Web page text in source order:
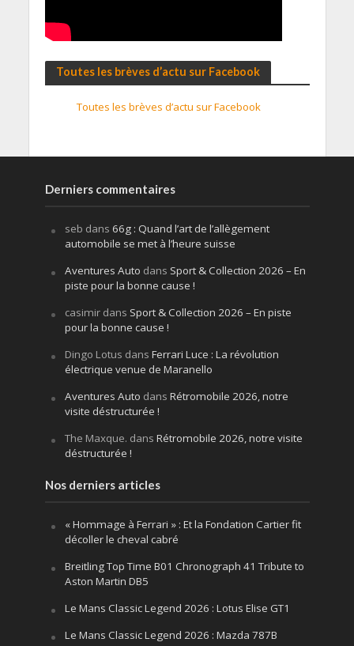
Toutes les brèves d’actu sur Facebook
Toutes les brèves d’actu sur Facebook
Derniers commentaires
seb dans 66g : Quand l’art de l’allègement
automobile se met à l’heure suisse
Aventures Auto dans Sport & Collection 2026 – En
piste pour la bonne cause !
casimirdans Sport & Collection 2026 – En piste
pour la bonne cause !
Dingo Lotus dans Ferrari Luce : La révolution
électrique venue de Maranello
Aventures Auto dans Rétromobile 2026, notre
visite déstructurée !
The Maxque. dans Rétromobile 2026, notre visite
déstructurée !
Nos derniers articles
« Hommage à Ferrari » : Et la Fondation Cartier fit
décoller le cheval cabré
Breitling Top Time B01 Chronograph 41 Tribute to
Aston Martin DB5
Le Mans Classic Legend 2026 : Lotus Elise GT1
Le Mans Classic Legend 2026 : Mazda 787B